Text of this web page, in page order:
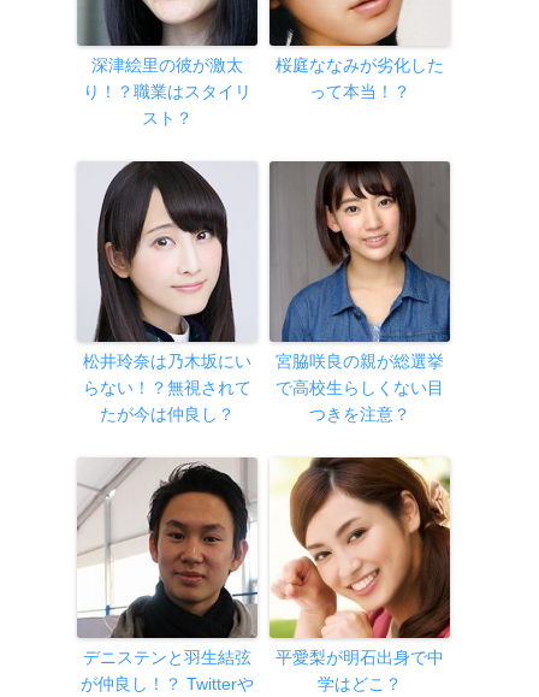
深津絵里の彼が激太
り！？職業はスタイリ
スト？
桜庭ななみが劣化した
って本当！？
松井玲奈は乃木坂にい
らない！？無視されて
たが今は仲良し？
宮脇咲良の親が総選挙
で高校生らしくない目
つきを注意？
デニステンと羽生結弦
が仲良し！？ Twitterや
平愛梨が明石出身で中
学はどこ？